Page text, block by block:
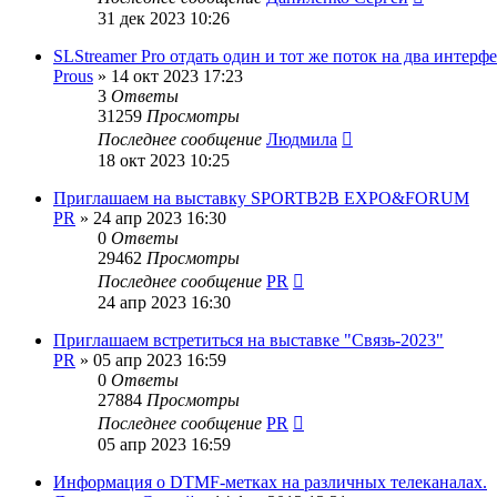
31 дек 2023 10:26
SLStreamer Pro отдать один и тот же поток на два
Prous » 14 окт 2023 17:23
3 Ответы
31259 Просмотры
Последнее сообщение Людмила
18 окт 2023 10:25
Приглашаем на выставку SPORTB2B EXPO&FORUM
PR » 24 апр 2023 16:30
0 Ответы
29462 Просмотры
Последнее сообщение PR
24 апр 2023 16:30
Приглашаем встретиться на выставке "Связь-2023"
PR » 05 апр 2023 16:59
0 Ответы
27884 Просмотры
Последнее сообщение PR
05 апр 2023 16:59
Информация о DTMF-метках на различных телеканалах.